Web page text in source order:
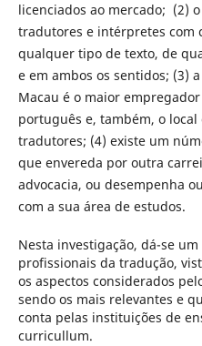
licenciados ao mercado; (2)
tradutores e intérpretes com
qualquer tipo de texto, de
e em ambos os sentidos; (3)
Macau é o maior
português e, também, o
tradutores; (4) existe um
que envereda por outra
advocacia, ou desempenha
com a sua área de estudos.
Nesta investigação, dá-se
profissionais da tradução,
os aspectos considerados
sendo os mais relevantes e
conta pelas instituições de
curricullum.